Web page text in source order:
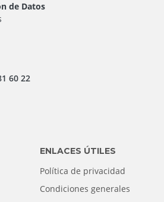
de Datos
60 22
ENLACES ÚTILES
Política de privacidad
Condiciones generales